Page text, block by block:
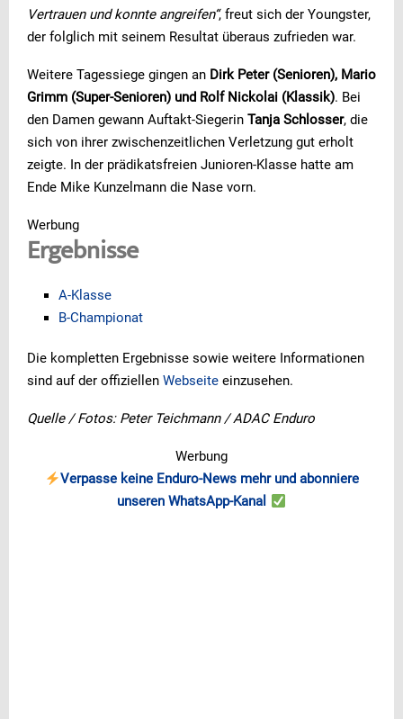
Vertrauen und konnte angreifen“, freut sich der Youngster,
der folglich mit seinem Resultat überaus zufrieden war.
Weitere Tagessiege gingen an Dirk Peter (Senioren), Mario
Grimm (Super-Senioren) und Rolf Nickolai (Klassik). Bei
den Damen gewann Auftakt-Siegerin Tanja Schlosser, die
sich von ihrer zwischenzeitlichen Verletzung gut erholt
zeigte. In der prädikatsfreien Junioren-Klasse hatte am
Ende Mike Kunzelmann die Nase vorn.
Werbung
Ergebnisse
A-Klasse
B-Championat
Die kompletten Ergebnisse sowie weitere Informationen
sind auf der offiziellen Webseite einzusehen.
Quelle / Fotos: Peter Teichmann / ADAC Enduro
Werbung
Verpasse keine Enduro-News mehr und abonniere
unseren WhatsApp-Kanal